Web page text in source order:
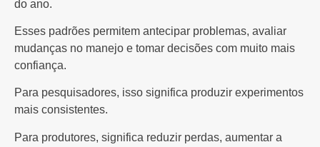
do ano.
Esses padrões permitem antecipar problemas, avaliar
mudanças no manejo e tomar decisões com muito mais
confiança.
Para pesquisadores, isso significa produzir experimentos
mais consistentes.
Para produtores, significa reduzir perdas, aumentar a